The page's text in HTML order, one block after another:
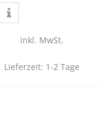
inkl. MwSt.
Lieferzeit: 1-2 Tage